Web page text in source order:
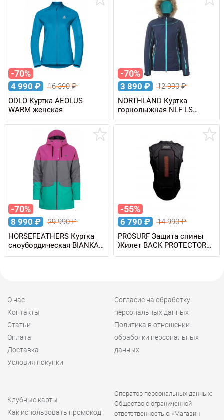
-70%
4 990 ₽ 16 390₽
ODLO Куртка AEOLUS
WARM женская
-70%
3 890 ₽ 12 990₽
NORTHLAND Куртка
горнолыжная NLF LS
женская
-70%
8 990 ₽ 29 990₽
HORSEFEATHERS Куртка
сноубордическая BIANKA
Clover женская
-55%
6 790 ₽ 14 990₽
PROSURF Защита спины
Жилет BACK PROTECTOR
VEST D30 для горных лыж
О нас
Контакты
Статьи
Оплата
Доставка
Условия покупки
Согласие на обработку
персональных данных
Политика в отношении
обработки персональных
данных
Клубные карты
Как использовать промокод
Оператор персональных данных:
Общество с ограниченной
ответственностью «Магазин